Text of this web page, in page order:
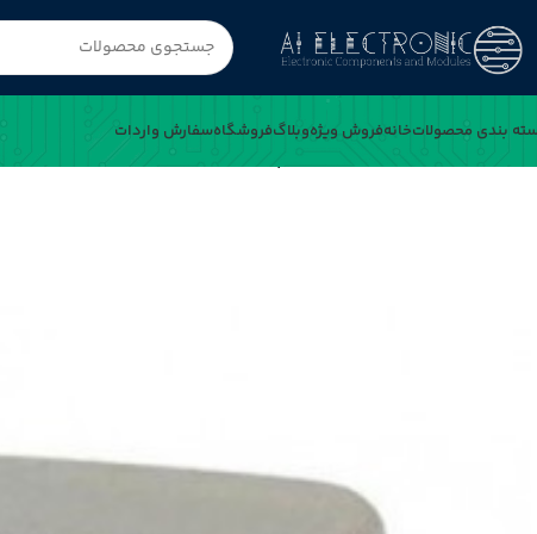
بندی محصولاتخانهفروش ویژهوبلاگفروشگاهسفارش واردات